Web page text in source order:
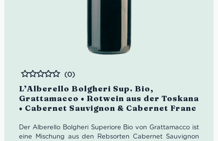
L’Alberello Bolgheri Sup. Bio,
Grattamacco • Rotwein aus der Toskana
• Cabernet Sauvignon & Cabernet Franc
Bewertet
(0)
Der Alberello Bolgheri Superiore Bio von Grattamacco ist
eine Mischung aus den Rebsorten Cabernet Sauvignon